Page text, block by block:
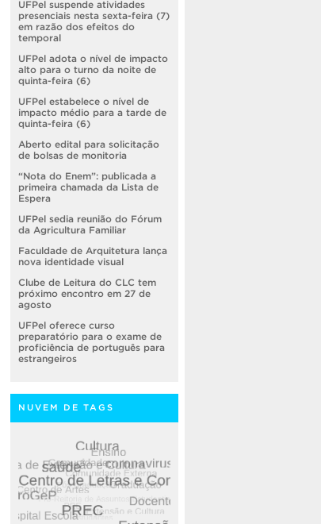
UFPel suspende atividades
presenciais nesta sexta-feira (7)
em razão dos efeitos do
temporal
UFPel adota o nível de impacto
alto para o turno da noite de
quinta-feira (6)
UFPel estabelece o nível de
impacto médio para a tarde de
quinta-feira (6)
Aberto edital para solicitação
de bolsas de monitoria
“Nota do Enem”: publicada a
primeira chamada da Lista de
Espera
UFPel sedia reunião do Fórum
da Agricultura Familiar
Faculdade de Arquitetura lança
nova identidade visual
Clube de Leitura do CLC tem
próximo encontro em 27 de
agosto
UFPel oferece curso
preparatório para o exame de
proficiência de português para
estrangeiros
NUVEM DE TAGS